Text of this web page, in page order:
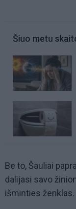
Šiuo metu
Be to, Šauliai
dalijasi savo
išminties ženklas.